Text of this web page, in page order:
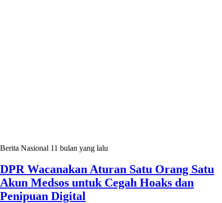
Berita Nasional 11 bulan yang lalu
DPR Wacanakan Aturan Satu Orang Satu
Akun Medsos untuk Cegah Hoaks dan
Penipuan Digital